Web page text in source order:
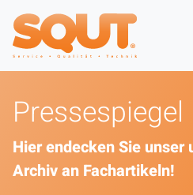
Pressespiegel
Hier endecken Sie unser
Archiv an Fachartikeln!